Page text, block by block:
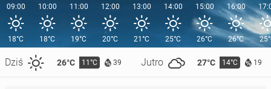
09:00
18°C
Dziś 26°C 11°C 39 Jutro 27°C 14°C 19
10:00
18°C
11:00
19°C
12:00
20°C
13:00
21°C
14:00
25°C
15:00
26°C
16:00
26°C